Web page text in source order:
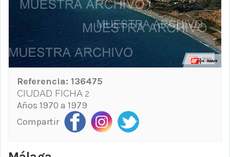
Referencia: 136475
CIUDAD FICHA 2
Años 1970 a 1979
Compartir